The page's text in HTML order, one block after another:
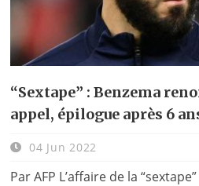
“Sextape” : Benzema
appel, épilogue après 6
04 Jun 2022
Par AFP L’affaire de la